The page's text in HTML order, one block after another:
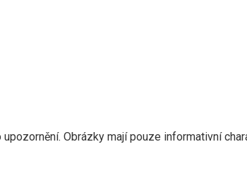
Obrázky mají pouze informativní